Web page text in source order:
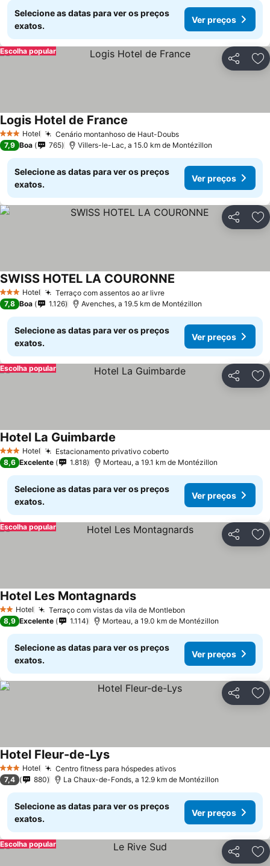
Selecione as datas para ver os preços
exatos.
Ver preços
Partilhar
Escolha popular
3 EstrelasHotel Cenário montanhoso de Haut-Doubs
Logis Hotel de France
7,9 Boa 765 Villers-le-Lac, a 15.0 km de Montézillon
Selecione as datas para ver os preços
exatos.
Ver preços
Partilhar
3 EstrelasHotel Terraço com assentos ao ar livre
SWISS HOTEL LA COURONNE
7,8 Boa 1.126 Avenches, a 19.5 km de Montézillon
Selecione as datas para ver os preços
exatos.
Ver preços
Partilhar
Escolha popular
3 EstrelasHotel Estacionamento privativo coberto
Hotel La Guimbarde
8,6 Excelente 1.818 Morteau, a 19.1 km de Montézillon
Selecione as datas para ver os preços
exatos.
Ver preços
Partilhar
Escolha popular
2 Estrelas
Hotel Terraço com vistas da vila de Montlebon
Hotel Les Montagnards
8,9 Excelente 1.114 Morteau, a 19.0 km de Montézillon
Selecione as datas para ver os preços
exatos.
Ver preços
Partilhar
3 EstrelasHotel Centro fitness para hóspedes ativos
Hotel Fleur-de-Lys
7,4 880 La Chaux-de-Fonds, a 12.9 km de Montézillon
Selecione as datas para ver os preços
exatos.
Ver preços
Partilhar
Escolha popular